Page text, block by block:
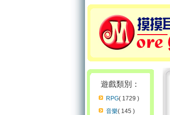
遊戲類別：
RPG( 1729 )
音樂( 145 )